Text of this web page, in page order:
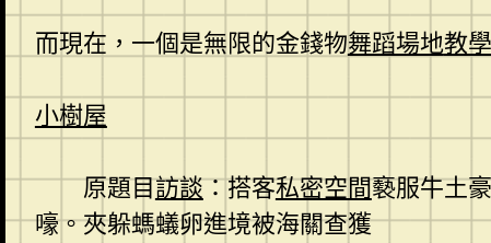
而現在，一個是無限的金錢物舞蹈場地教
小樹屋
原題目訪談：搭客私密空間褻服牛土
嚎。夾躲螞蟻卵進境被海關查獲